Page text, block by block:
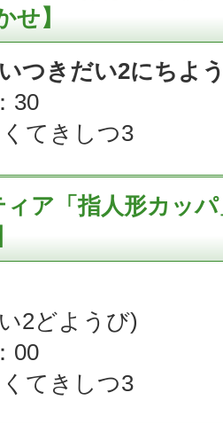
せ】
つきだい2にちよ
30
てきしつ3
ア「指人形カッ
2どようび)
00
てきしつ3